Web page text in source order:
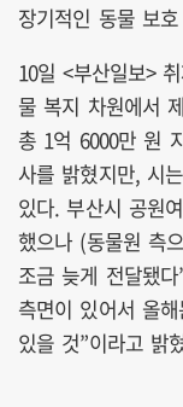
장기적인 동물 보
10일 <부산일보>
물 복지 차원에서
총 1억 6000만 원
사를 밝혔지만, 시
있다. 부산시 공원
했으나 (동물원 측
조금 늦게 전달됐
측면이 있어서 올
있을 것”이라고 밝